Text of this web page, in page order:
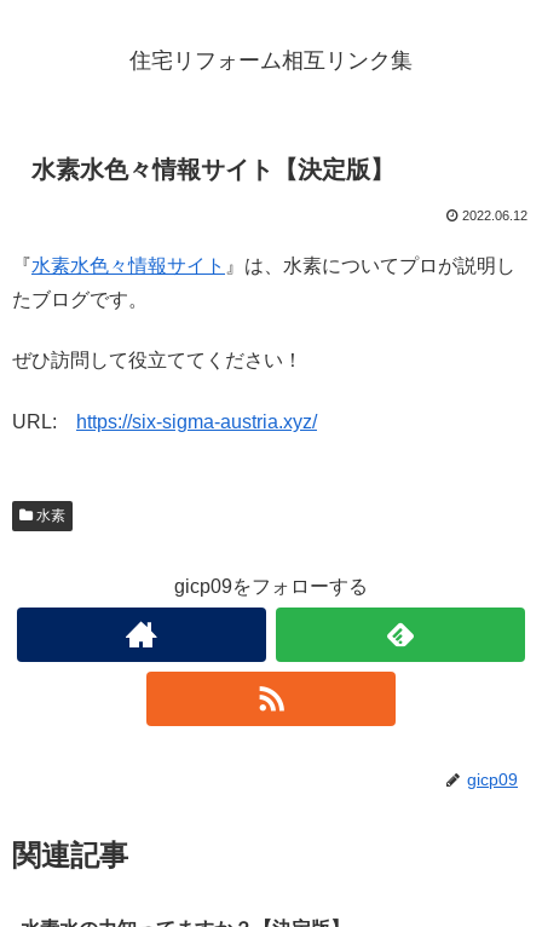
住宅リフォーム相互リンク集
水素水色々情報サイト【決定版】
2022.06.12
『水素水色々情報サイト 』は、水素についてプロが説明し
たブログです。
ぜひ訪問して役立ててください！
URL: https://six-sigma-austria.xyz/
水素
gicp09をフォローする
gicp09
関連記事